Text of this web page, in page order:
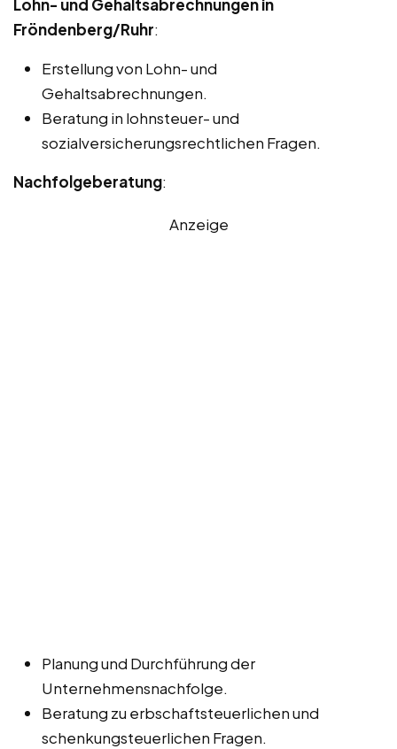
Lohn- und Gehaltsabrechnungen in
Fröndenberg/Ruhr:
Erstellung von Lohn- und
Gehaltsabrechnungen.
Beratung in lohnsteuer- und
sozialversicherungsrechtlichen Fragen.
Nachfolgeberatung:
Anzeige
Planung und Durchführung der
Unternehmensnachfolge.
Beratung zu erbschaftsteuerlichen und
schenkungsteuerlichen Fragen.